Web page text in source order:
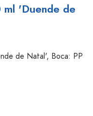
'Duende de